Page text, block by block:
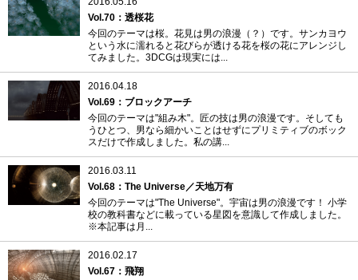
Vol.70：透桜花
今回のテーマは桜。花見は男の浪漫（？）です。サンカヨウ
という水に濡れると花びらが透ける花を桜の花にアレンジし
てみました。3DCGは現実には...
2016.04.18
Vol.69：ブロックアーチ
今回のテーマは"組み木"。匠の技は男の浪漫です。そしても
うひとつ、男なら細かいことはせずにプリミティブのボック
スだけで作成しました。私の講...
2016.03.11
Vol.68：The Universe／天地万有
今回のテーマは"The Universe"。宇宙は男の浪漫です！ 小学
校の教科書などに載っている星図を意識して作成しました。
※本記事は月...
2016.02.17
Vol.67：飛翔